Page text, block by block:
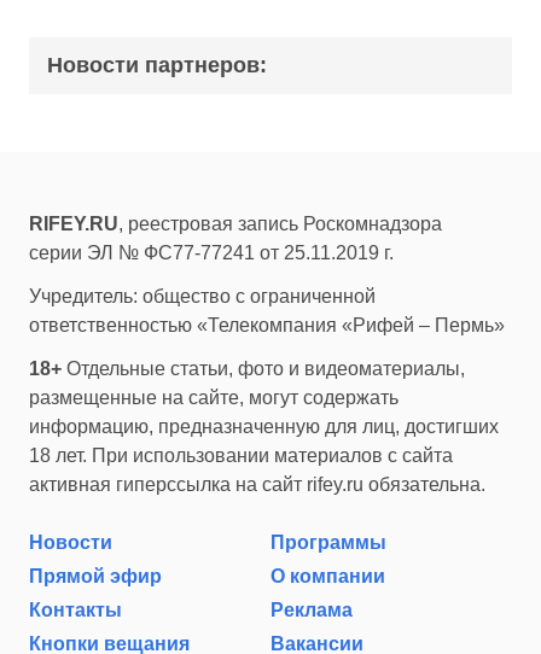
Новости партнеров:
RIFEY.RU, реестровая запись Роскомнадзора
серии ЭЛ № ФС77-77241 от 25.11.2019 г.
Учредитель: общество с ограниченной
ответственностью «Телекомпания «Рифей – Пермь»
18+ Отдельные статьи, фото и видеоматериалы,
размещенные на сайте, могут содержать
информацию, предназначенную для лиц, достигших
18 лет. При использовании материалов с сайта
активная гиперссылка на сайт rifey.ru обязательна.
Новости
Программы
Прямой эфир
О компании
Контакты
Реклама
Кнопки вещания
Вакансии